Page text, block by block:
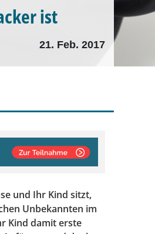
ist
21. Feb. 2017
und Ihr Kind sitzt,
Unbekannten im
Kind damit erste